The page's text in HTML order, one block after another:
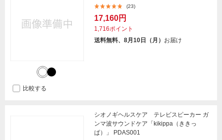
(23)
17,160円
1,716ポイント
送料無料、8月10日（月） お届け
比較する
シオノギヘルスケア テレビスピーカー ガ
ンマ波サウンドケア「kikippa（ききっ
ぱ）」 PDAS001